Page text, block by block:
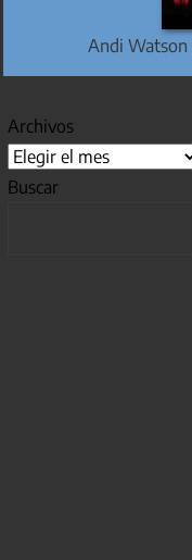
Andi Watson
Archivos
Buscar